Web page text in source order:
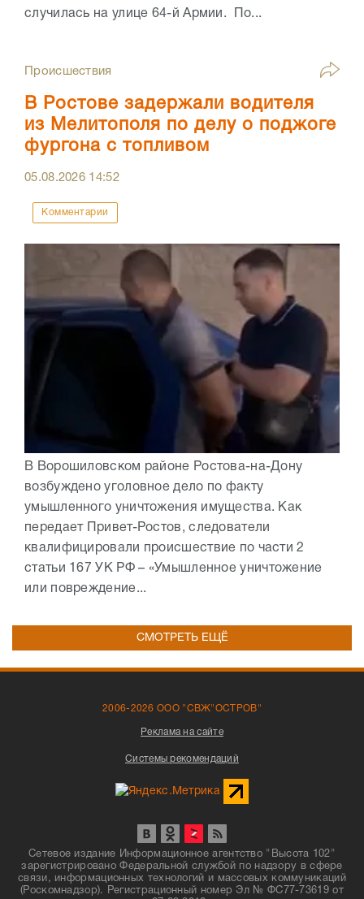
случилась на улице 64-й Армии. По...
Происшествия
В Ростове задержали водителя
из Мелитополя по делу о поджоге
фургона с топливом
05.08.2026 14:52
Комментарии
В Ворошиловском районе Ростова-на-Дону
возбуждено уголовное дело по факту
умышленного уничтожения имущества. Как
передает Привет-Ростов, следователи
квалифицировали происшествие по части 2
статьи 167 УК РФ – «Умышленное уничтожение
или повреждение...
СМОТРЕТЬ ЕЩЁ
2006-2026 ООО "СВЖ"ОСТРОВ"
Реклама на сайте
Системы рекомендаций
Сетевое издание Информационное агентство "Высота 102"
зарегистрировано Федеральной службой по надзору в сфере
связи, информационных технологий и массовых коммуникаций
(Роскомнадзор). Регистрационный номер Эл № ФС77-73619 от